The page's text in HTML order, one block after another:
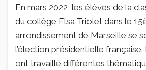
En mars 2022, les élèves de la
du collège Elsa Triolet dans le
arrondissement de Marseille se
l’élection présidentielle française.
ont travaillé différentes